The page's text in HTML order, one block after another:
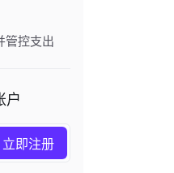
管控支出
户
立即注册